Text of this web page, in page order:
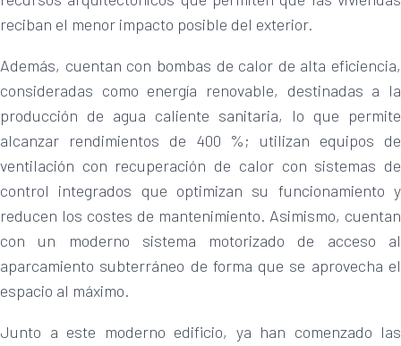
reciban el menor impacto posible del exterior.
Además, cuentan con bombas de calor de alta eficiencia,
consideradas como energía renovable, destinadas a la
producción de agua caliente sanitaria, lo que permite
alcanzar rendimientos de 400 %; utilizan equipos de
ventilación con recuperación de calor con sistemas de
control integrados que optimizan su funcionamiento y
reducen los costes de mantenimiento. Asimismo, cuentan
con un moderno sistema motorizado de acceso al
aparcamiento subterráneo de forma que se aprovecha el
espacio al máximo.
Junto a este moderno edificio, ya han comenzado las